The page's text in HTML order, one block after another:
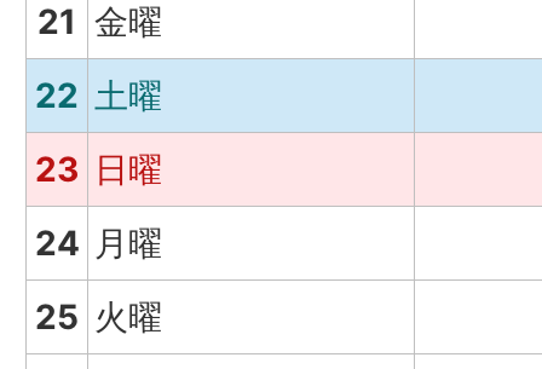
21 金曜
22 土曜
23 日曜
24 月曜
25 火曜